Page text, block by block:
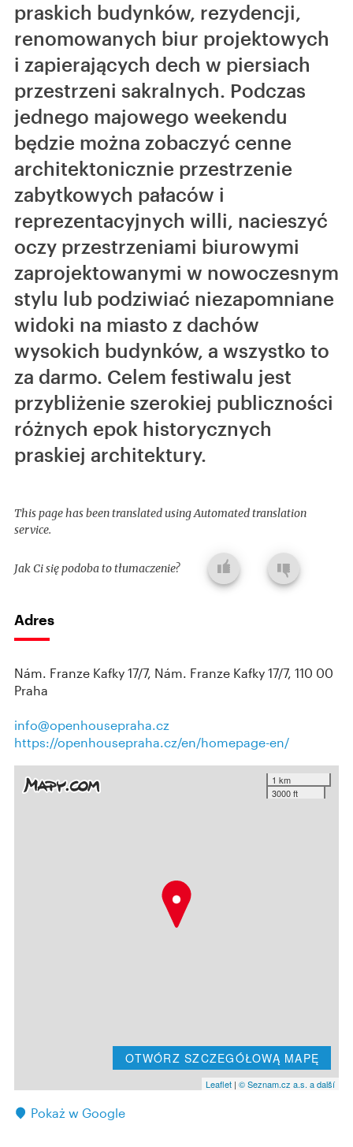
praskich budynków, rezydencji,
renomowanych biur projektowych
i zapierających dech w piersiach
przestrzeni sakralnych. Podczas
jednego majowego weekendu
będzie można zobaczyć cenne
architektonicznie przestrzenie
zabytkowych pałaców i
reprezentacyjnych willi, nacieszyć
oczy przestrzeniami biurowymi
zaprojektowanymi w nowoczesnym
stylu lub podziwiać niezapomniane
widoki na miasto z dachów
wysokich budynków, a wszystko to
za darmo. Celem festiwalu jest
przybliżenie szerokiej publiczności
różnych epok historycznych
praskiej architektury.
This page has been translated using Automated translation
service.
Jak Ci się podoba to tłumaczenie?
Adres
Nám. Franze Kafky 17/7, Nám. Franze Kafky 17/7, 110 00
Praha
info@openhousepraha.cz
https://openhousepraha.cz/en/homepage-en/
1 km
3000 ft
OTWÓRZ SZCZEGÓŁOWĄ MAPĘ
Leaflet | © Seznam.cz a.s. a další
Pokaż w Google